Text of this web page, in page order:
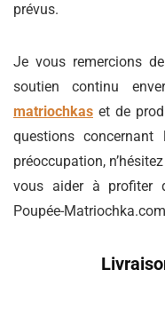
prévus.
Je vous remercions
soutien continu
matriochkas et de
questions
préoccupation,
vous aider à profiter
Poupée-